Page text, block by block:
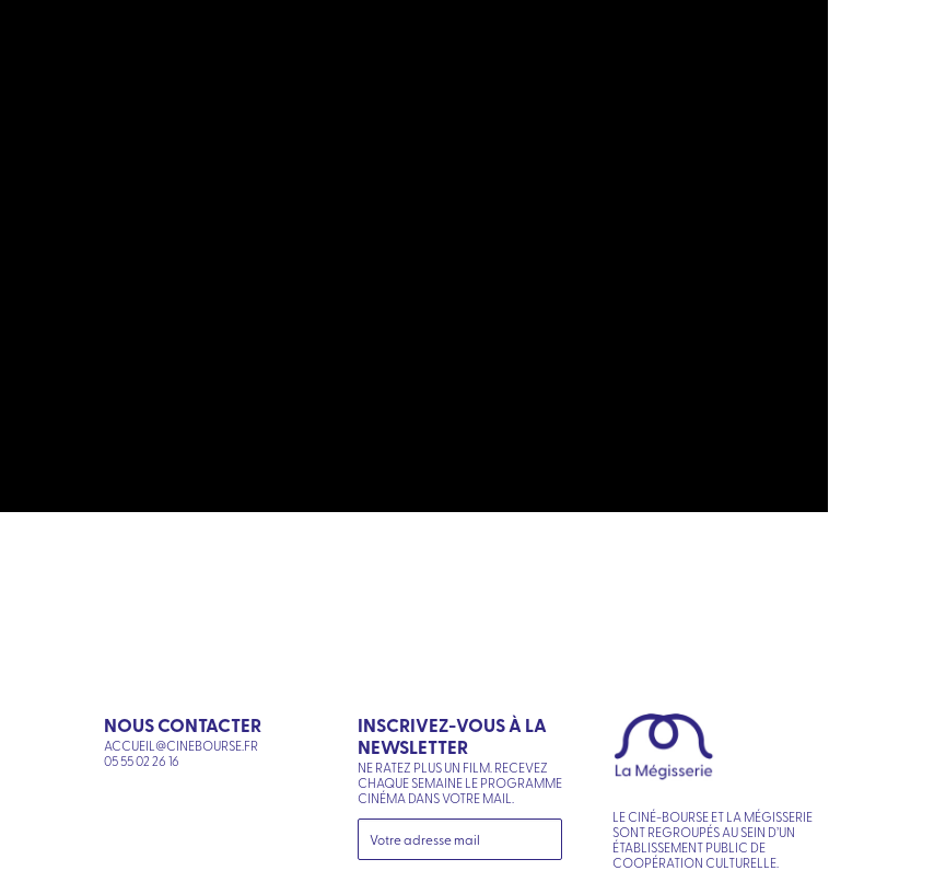
NOUS CONTACTER
ACCUEIL@CINEBOURSE.FR
05 55 02 26 16
INSCRIVEZ-VOUS À LA
NEWSLETTER
NE RATEZ PLUS UN FILM. RECEVEZ
CHAQUE SEMAINE LE PROGRAMME
CINÉMA DANS VOTRE MAIL.
LE CINÉ-BOURSE ET LA MÉGISSERIE
SONT REGROUPÉS AU SEIN D’UN
ÉTABLISSEMENT PUBLIC DE
COOPÉRATION CULTURELLE.